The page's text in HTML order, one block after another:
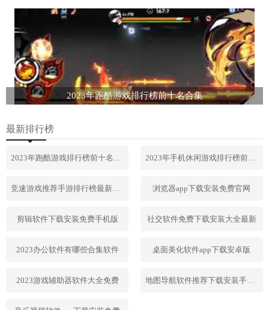
2023年跑酷游戏排行榜前十名合集
最新排行榜
2023年跑酷游戏排行榜前十名合集 2023年手机休闲游戏排行榜前十名
竞速游戏推荐手游排行榜最新2023 浏览器app下载安装免费官网
剪辑软件下载安装免费手机版 社交软件免费下载安装大全最新
2023办公软件有哪些合集软件 桌面美化软件app下载安卓版
2023游戏辅助器软件大全免费 地图导航软件推荐下载安装手机版